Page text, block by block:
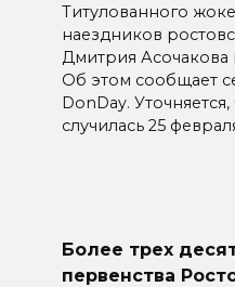
Титулованного
наездников
Дмитрия
Об этом сообщает
DonDay. Уточняется,
случилась 25
Более трех
первенства